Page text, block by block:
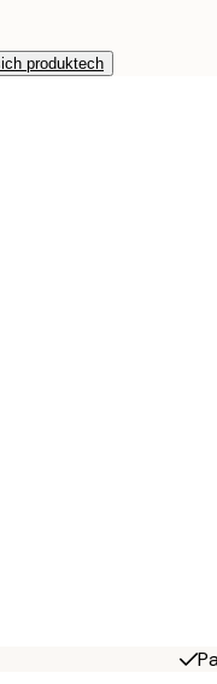
produktech